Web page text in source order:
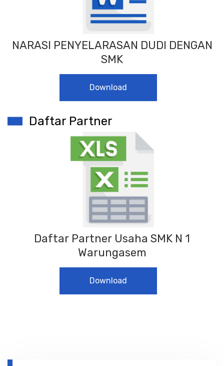
NARASI PENYELARASAN DUDI DENGAN
SMK
Download
Daftar Partner
Daftar Partner Usaha SMK N 1
Warungasem
Download